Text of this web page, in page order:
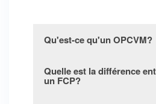
Qu'est-ce qu'un OPCVM?
Quelle est la différence
un FCP?